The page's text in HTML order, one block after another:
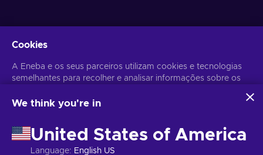
Poderás anular a subscrição a qualquer altura. Visita oAviso de
Cookies
A Eneba e os seus parceiros utilizam cookies e tecnologias
semelhantes para recolher e analisar informações sobre os
para melhorar o conteúdo, a publicidade e outros serviços
utilizados para a personalização de anúncios.
Ao clicar em 'Aceitar tudo', está a consentir a utilização
destas tecnologias pela Eneba e pelos seus parceiros. Pode
We think you're in
United States of America
Language: English US